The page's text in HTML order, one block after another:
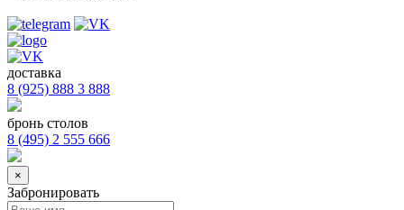
доставка
8 (925) 888 3 888
бронь столов
8 (495) 2 555 666
×
Забронировать